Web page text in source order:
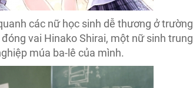
các nữ học sinh dễ thương ở trường
vai Hinako Shirai, một nữ sinh trung
múa ba-lê của mình.